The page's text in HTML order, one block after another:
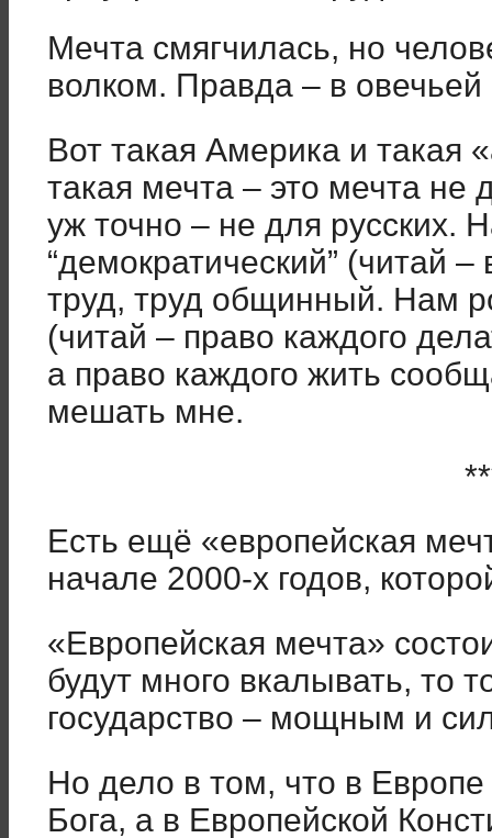
Мечта смягчилась, но
волком. Правда – в
Вот такая Америка и такая
такая мечта – это мечта
уж точно – не для русских.
“демократический” (читай
труд, труд общинный. Нам
(читай – право каждого
а право каждого жить
мешать мне.
Есть ещё «европейская
начале 2000-х годов,
«Европейская мечта»
будут много вкалывать, то
государство – мощным и
Но дело в том, что в
Бога, а в Европейской